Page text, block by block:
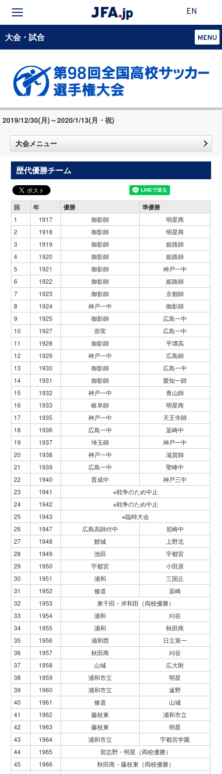
EN
大会・試合
2019/12/30(月)～2020/1/13(月・祝)
大会メニュー
歴代優勝チーム
回 年 優勝 準優勝
1 1917 御影師
明星商
2
1918 御影師
明星商
3
1919 御影師
姫路師
4
1920 御影師
姫路師
5
1921 御影師
神戸一中
6
1922 御影師
姫路師
7
1923 御影師
京都師
8
1924 神戸一中
御影師
9
1925 御影師
広島一中
10
1927 崇実
広島一中
11
1928 御影師
平壌高
12
1929 神戸一中
広島師
13
1930 御影師
広島一中
14
1931 御影師
愛知一師
15
1932 神戸一中
青山師
16
1933 岐阜師
明星商
17
1935 神戸一中
天王寺師
18
1936 広島一中
韮崎中
19
1937 埼玉師
神戸一中
20
1938 神戸一中
滋賀師
21
1939 広島一中
聖峰中
22
1940 普成中
神戸三中
23
1941
※戦争のため中止
24
1942
※戦争のため中止
25
1943
※臨時大会
26
1947 広島高師付中
尼崎中
27
1948 鯉城
上野北
28
1949 池田
宇都宮
29
1950 宇都宮
小田原
30
1951 浦和
三国丘
31
1952 修道
韮崎
32
1953
東千田・岸和田（両校優勝）
33
1954 浦和
刈谷
34
1955 浦和
秋田商
35
1956 浦和西
日立第一
36
1957 秋田商
刈谷
37
1958 山城
広大附
38
1959 浦和市立
明星
39
1960 浦和市立
遠野
40
1961 修道
山城
41
1962 藤枝東
浦和市立
42
1963 藤枝東
明星
43
1964 浦和市立
宇都宮学園
44
1965
習志野・明星（両校優勝）
45
1966
秋田商・藤枝東（両校優勝）